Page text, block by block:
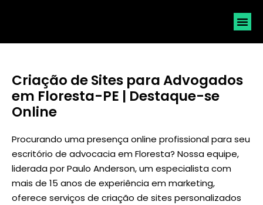
Criação de Sites para Advogados
em Floresta-PE | Destaque-se
Online
Procurando uma presença online profissional para seu
escritório de advocacia em Floresta? Nossa equipe,
liderada porPaulo Anderson, um especialista com
mais de 15 anos de experiência em marketing,
oferece serviços de criação de sites personalizados